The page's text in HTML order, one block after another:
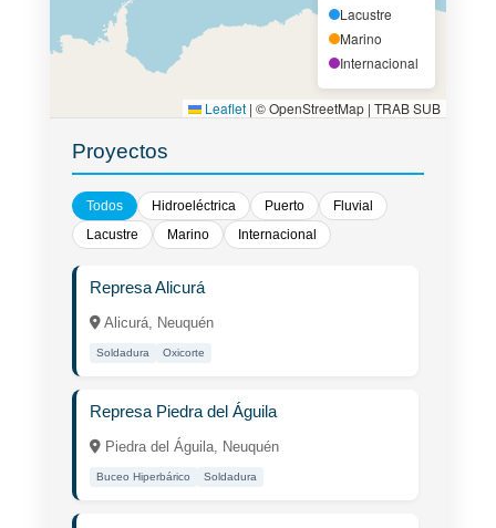
Lacustre
Marino
Internacional
Leaflet | © OpenStreetMap | TRAB SUB
Proyectos
Todos Hidroeléctrica Puerto
Fluvial
Lacustre
Marino Internacional
Represa Alicurá
Alicurá, Neuquén
Soldadura Oxicorte
Represa Piedra del Águila
Piedra del Águila, Neuquén
Buceo Hiperbárico Soldadura